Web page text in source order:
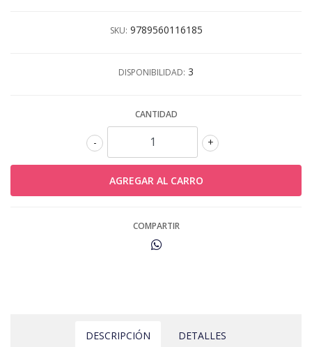
SKU: 9789560116185
DISPONIBILIDAD: 3
CANTIDAD
+
-
COMPARTIR
DESCRIPCIÓN DETALLES